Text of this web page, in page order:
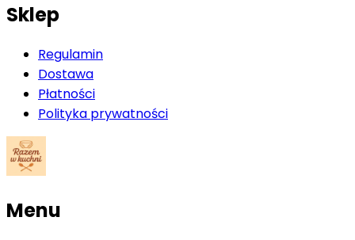
Sklep
Regulamin
Dostawa
Płatności
Polityka prywatności
Menu